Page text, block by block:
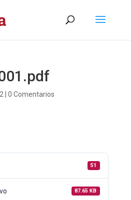
0 Comentarios
51
87.65 KB